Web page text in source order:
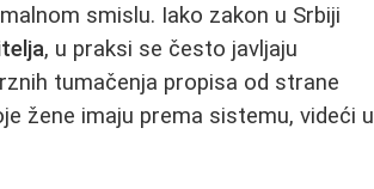
smislu. Iako zakon u Srbiji
, u praksi se često javljaju
tumačenja propisa od strane
žene imaju prema sistemu, videći u